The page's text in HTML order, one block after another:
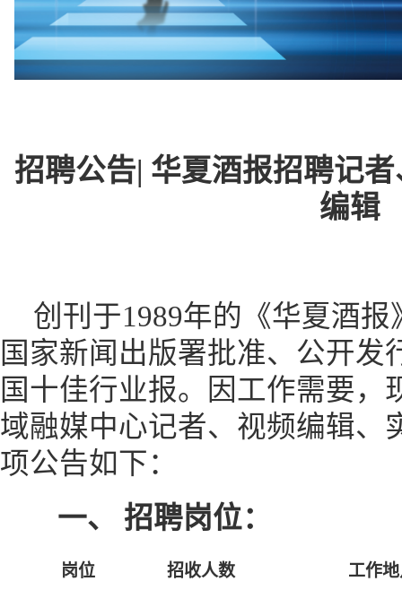
招聘公告| 华夏酒报招聘记
编辑
创刊于1989年的《华夏酒
国家新闻出版署批准、公开发
国十佳行业报。因工作需要，
域融媒中心记者、视频编辑、
项公告如下：
一、 招聘岗位：
岗位 招收人数 工作